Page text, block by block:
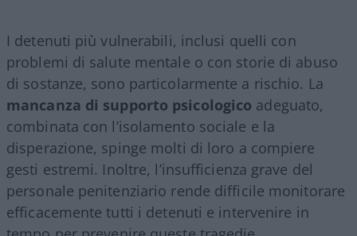
I detenuti più vulnerabili, inclusi quelli con
problemi di salute mentale o con storie di abuso
di sostanze, sono particolarmente a rischio. La
mancanza di supporto psicologico adeguato,
combinata con l’isolamento sociale e la
disperazione, spinge molti di loro a compiere
gesti estremi. Inoltre, l’insufficienza grave del
personale penitenziario rende difficile monitorare
efficacemente tutti i detenuti e intervenire in